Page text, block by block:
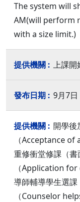
The system will
AM(will perform
with a size limit.)
上課開
9月7日
開學後
（Acceptance of
重修衝堂修課（書
（Application
導師輔導學生選課
（Counselor